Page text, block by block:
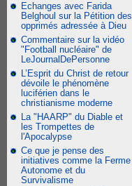
Echanges avec Farida
Belghoul sur la Pétition des
opprimés adressée à Dieu
Commentaire sur la vidéo
"Football nucléaire" de
LeJournalDePersonne
L’Esprit du Christ de retour
dévoile le phénomène
luciférien dans le
christianisme moderne
La "HAARP" du Diable et
les Trompettes de
l'Apocalypse
Ce que je pense des
initiatives comme la Ferme
Autonome et du
Survivalisme